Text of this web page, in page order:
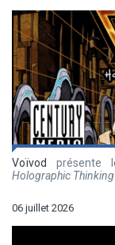
Voïvod
présente
Holographic Thinking
06 juillet 2026